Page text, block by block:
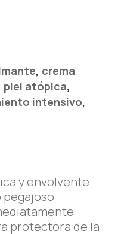
, crema
piel atópica,
intensivo,
y envolvente
pegajoso
protectora de la